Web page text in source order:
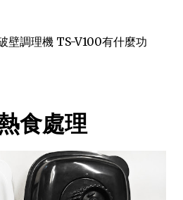
壁調理機 TS-V100有什麼功
食處理